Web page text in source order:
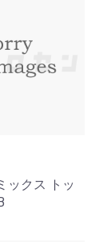
ックス トッ